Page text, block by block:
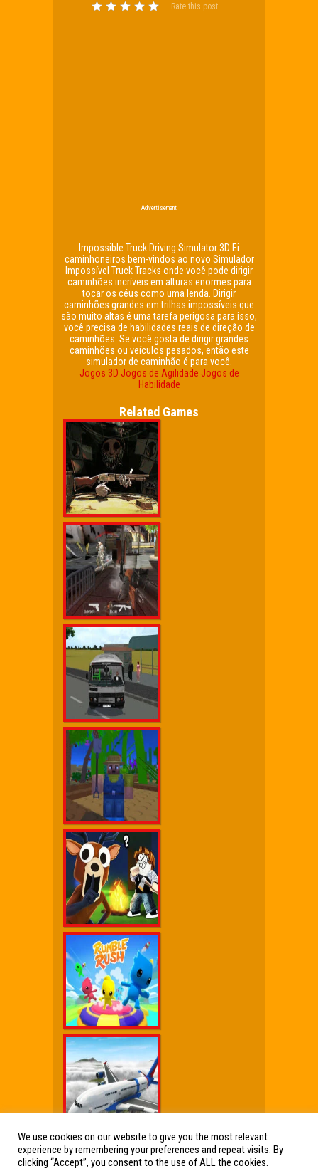
Rate this post
Advertisement
Impossible Truck Driving Simulator 3D:Ei
caminhoneiros bem-vindos ao novo Simulador
Impossível Truck Tracks onde você pode dirigir
caminhões incríveis em alturas enormes para
tocar os céus como uma lenda. Dirigir
caminhões grandes em trilhas impossíveis que
são muito altas é uma tarefa perigosa para isso,
você precisa de habilidades reais de direção de
caminhões. Se você gosta de dirigir grandes
caminhões ou veículos pesados, então este
simulador de caminhão é para você.
Jogos 3D Jogos de Agilidade Jogos de
Habilidade
Related Games
Wx Cheat Games|Click Jogos Pro|Humor wx
We use cookies on our website to give you the most relevant
experience by remembering your preferences and repeat visits. By
clicking “Accept”, you consent to the use of ALL the cookies.